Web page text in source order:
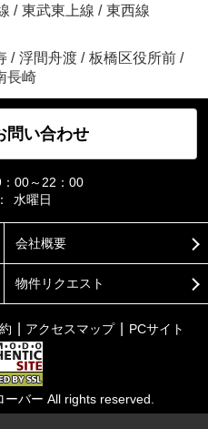
/ 東武東上線 / 東西線
/ 浮間舟渡 / 板橋区役所前 /
長崎
問い合わせ
00～22：00
水曜日
会社概要
物件リクエスト
アクセスマップ PCサイト
バー All rights reserved.